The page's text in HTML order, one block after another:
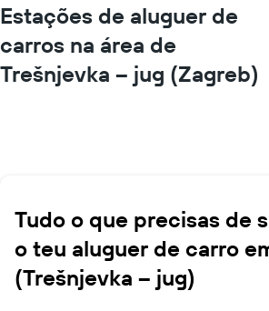
Estações de aluguer de
carros na área de
Trešnjevka – jug (Zagreb)
Tudo o que precisas de
o teu aluguer de carro
(Trešnjevka – jug)